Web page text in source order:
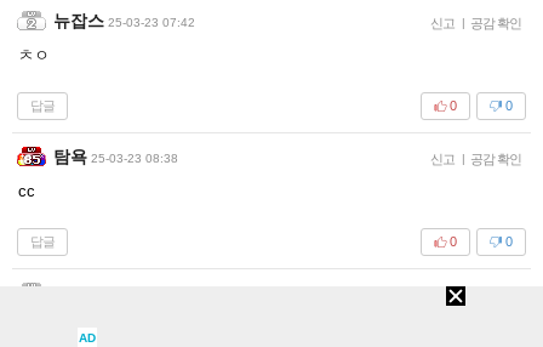
뉴잡스 25-03-23 07:42 신고 | 공감 확인
ㅊㅇ
답글 0
0
탐욕 25-03-23 08:38 신고 | 공감 확인
cc
답글 0
0
신고 |
AD